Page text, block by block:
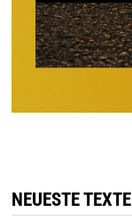
NEUESTE TEXTE